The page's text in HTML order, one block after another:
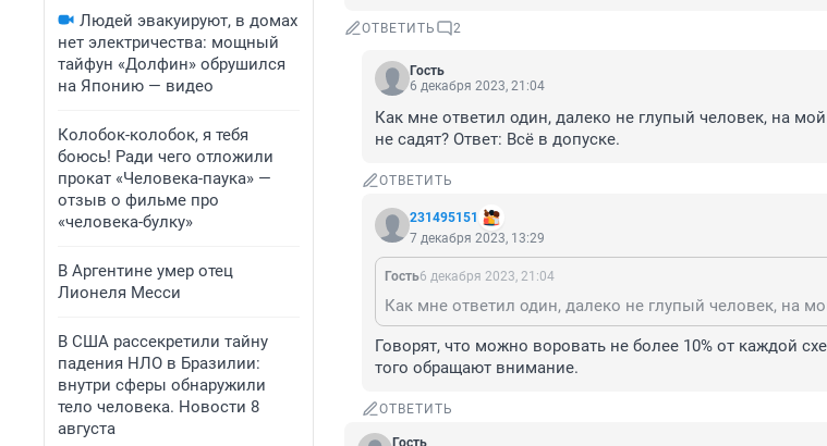
Людей эвакуируют, в домах
нет электричества: мощный
тайфун «Долфин» обрушился
на Японию — видео
Колобок-колобок, я тебя
боюсь! Ради чего отложили
прокат «Человека-паука» —
отзыв о фильме про
«человека-булку»
В Аргентине умер отец
Лионеля Месси
В США рассекретили тайну
падения НЛО в Бразилии:
внутри сферы обнаружили
тело человека. Новости 8
августа
ОТВЕТИТЬ 2
Гость
6 декабря 2023, 21:04
Как мне ответил один, далеко не глупый человек, на
не садят? Ответ: Всё в допуске.
ОТВЕТИТЬ
231495151
7 декабря 2023, 13:29
Гость6 декабря 2023, 21:04
Говорят, что можно воровать не более 10% от каждой
того обращают внимание.
ОТВЕТИТЬ
Гость